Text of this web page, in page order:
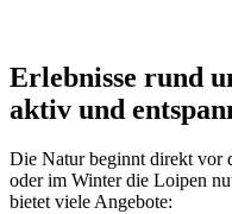
Erlebnisse rund
aktiv und
Die Natur beginnt direkt vor
oder im Winter die Loipen
bietet viele Angebote: